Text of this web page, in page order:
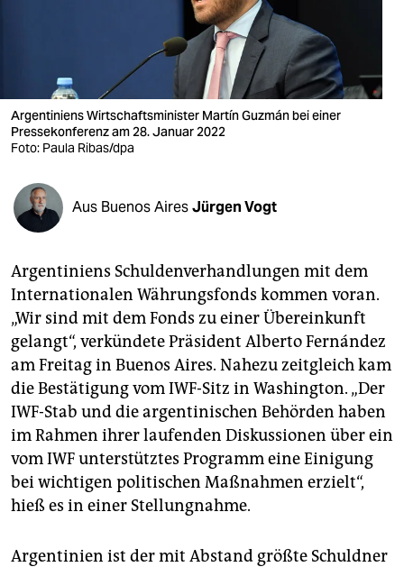
veranstaltungen
shop
fragen & hilfe
unterstützen
genossenschaft
epaper login
Argentiniens Wirtschaftsminister Martín Guzmán bei einer
Pressekonferenz am 28. Januar 2022
Foto: Paula Ribas/dpa
Aus Buenos AiresJürgen Vogt
Argentiniens Schuldenverhandlungen mit dem
Internationalen Währungsfonds kommen voran.
„Wir sind mit dem Fonds zu einer Übereinkunft
gelangt“, verkündete Präsident Alberto Fernández
am Freitag in Buenos Aires. Nahezu zeitgleich kam
die Bestätigung vom IWF-Sitz in Washington. „Der
IWF-Stab und die argentinischen Behörden haben
im Rahmen ihrer laufenden Diskussionen über ein
vom IWF unterstütztes Programm eine Einigung
bei wichtigen politischen Maßnahmen erzielt“,
hieß es in einer Stellungnahme.
Argentinien ist der mit Abstand größte Schuldner